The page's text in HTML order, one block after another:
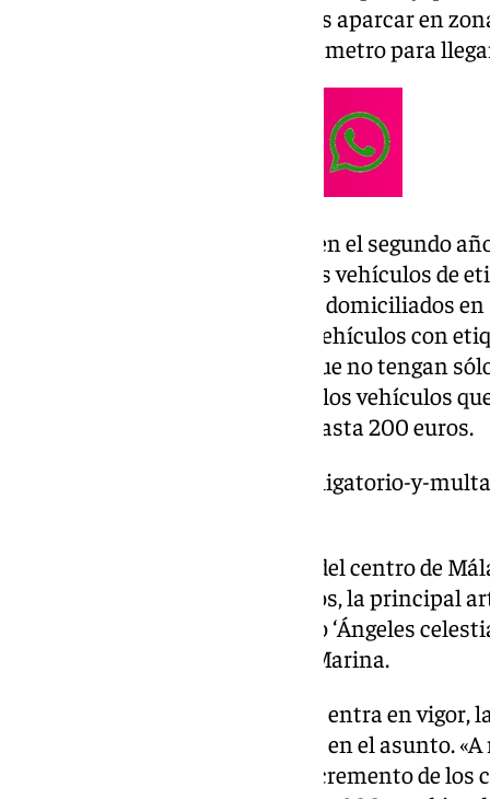
Navidad 2025, le recomendamos aparcar en
Deportes y coger el autobús o el metro para
Las restricciones comenzarán en el segundo
segundo año. podrán acceder los vehículos de
de los que no tengan pero estén domiciliados
tercer año, podrán acceder los vehículos con
vehículos con etiqueta B y los que no tengan
domiciliados en la capital. Para los vehículos
la norma establece multas de hasta 200 euros.
https://www.101tv.es/casco-obligatorio-y-
Si va a ver las luces de Navidad del centro de
cercanos a la famosa calle Larios, la principal
donde tiene lugar el espectáculo ‘Ángeles
parking Camas y el Plaza de la Marina.
Aunque es ahora cuando la ZBE entra en
había empezado a tomar cartas en el asunto.
Ordenanza, ha habido cierto incremento de